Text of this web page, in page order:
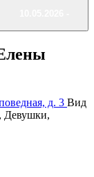
д. 3 Вид
Девушки,